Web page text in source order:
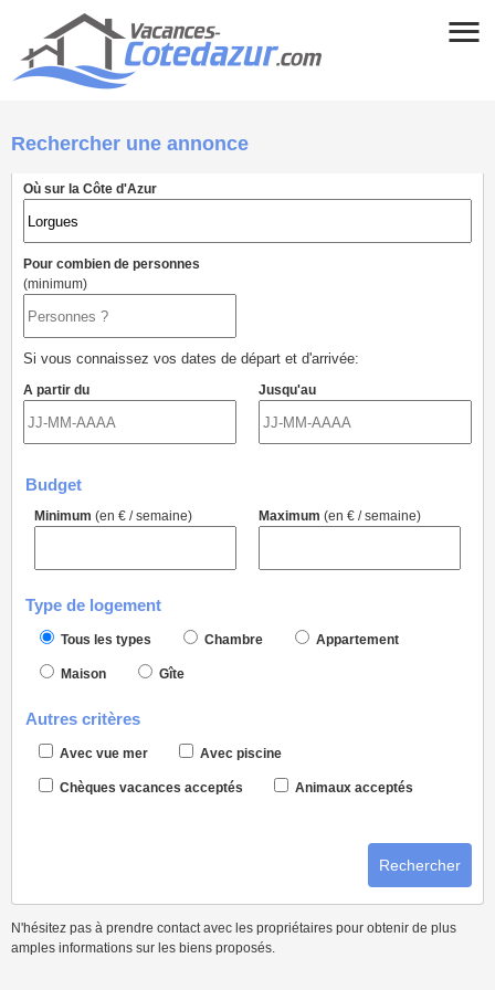
Rechercher une annonce
Où sur la Côte d'Azur
Pour combien de personnes
(minimum)
Si vous connaissez vos dates de départ et d'arrivée:
A partir du Jusqu'au
Budget
Minimum (en € / semaine) Maximum (en € / semaine)
Type de logement
Tous les types Chambre Appartement
Maison Gîte
Autres critères
Avec vue mer Avec piscine
Chèques vacances acceptés Animaux acceptés
Rechercher
N'hésitez pas à prendre contact avec les propriétaires pour obtenir de plus
amples informations sur les biens proposés.